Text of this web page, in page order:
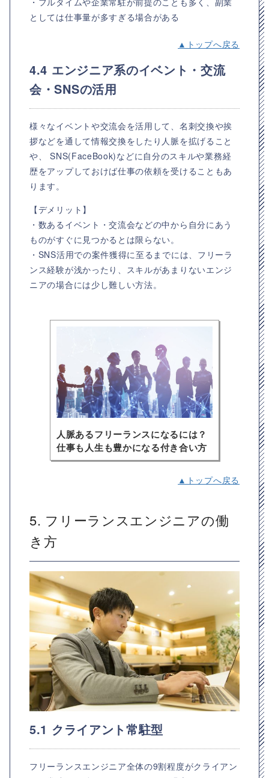
としては仕事量が多すぎる場合がある
▲トップへ戻る
4.4 エンジニア系のイベント・交流
会・SNSの活用
様々なイベントや交流会を活用して、名刺交換や挨
拶などを通して情報交換をしたり人脈を拡げること
や、 SNS(FaceBook)などに自分のスキルや業務経
歴をアップしておけば仕事の依頼を受けることもあ
ります。
【デメリット】
・数あるイベント・交流会などの中から自分にあう
ものがすぐに見つかるとは限らない。
・SNS活用での案件獲得に至るまでには、フリーラ
ンス経験が浅かったり、スキルがあまりないエンジ
ニアの場合には少し難しい方法。
人脈あるフリーランスになるには？
仕事も人生も豊かになる付き合い方
▲トップへ戻る
5. フリーランスエンジニアの働
き方
5.1 クライアント常駐型
フリーランスエンジニア全体の9割程度がクライアン